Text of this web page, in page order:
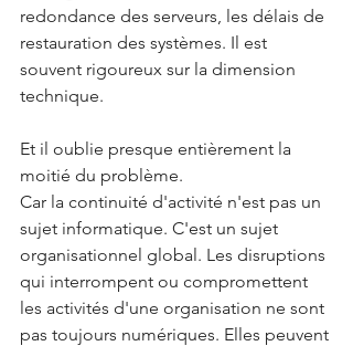
redondance des serveurs, les délais de
restauration des systèmes. Il est
souvent rigoureux sur la dimension
technique.
Et il oublie presque entièrement la
moitié du problème.
Car la continuité d'activité n'est pas un
sujet informatique. C'est un sujet
organisationnel global. Les disruptions
qui interrompent ou compromettent
les activités d'une organisation ne sont
pas toujours numériques. Elles peuvent